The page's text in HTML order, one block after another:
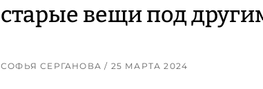
старые вещи под
СОФЬЯ СЕРГАНОВА/ 25 МАРТА 2024